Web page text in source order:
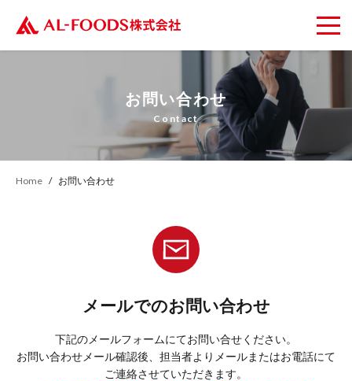
お問い合わせ
Contact
Home お問い合わせ
メールでのお問い合わせ
下記のメールフォームにてお問い合せください。
お問い合わせメール確認後、担当者よりメールまたはお電話にて
ご連絡させていただきます。